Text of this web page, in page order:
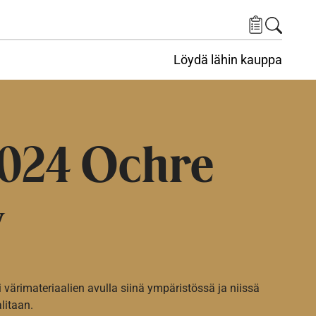
Löydä lähin kauppa
Ochre
avulla siinä ympäristössä ja niissä